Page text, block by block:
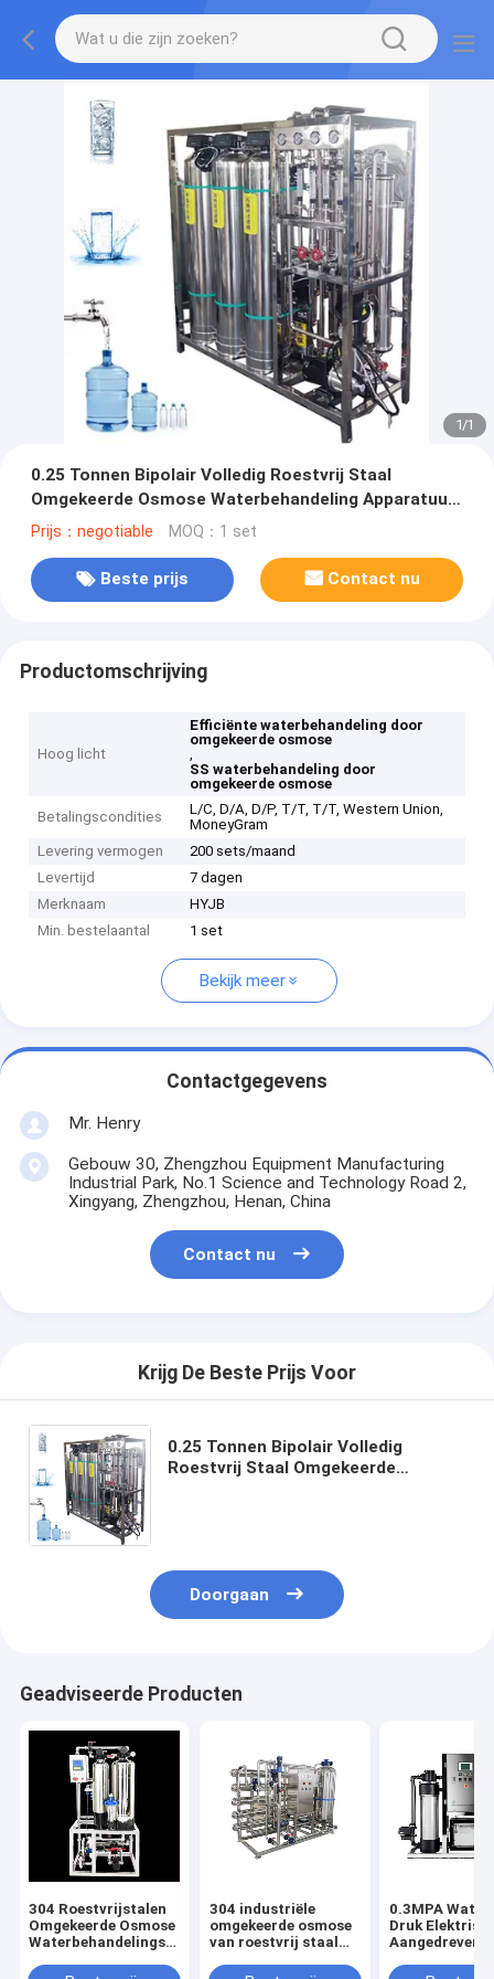
1/1
0.25 Tonnen Bipolair Volledig Roestvrij Staal
Omgekeerde Osmose Waterbehandeling Apparatuur
Voor Efficiënte Waterzuivering Om Waterkwaliteit En
Prijs：negotiable MOQ：1 set
Beste prijs Contact nu
Productomschrijving
Hoog licht
Efficiënte waterbehandeling door
omgekeerde osmose
,
SS waterbehandeling door
omgekeerde osmose
Betalingscondities
L/C, D/A, D/P, T/T, T/T, Western Union,
MoneyGram
Levering vermogen
200 sets/maand
Levertijd
7 dagen
Merknaam
HYJB
Min. bestelaantal
1 set
Bekijk meer
Contactgegevens
Mr. Henry
Gebouw 30, Zhengzhou Equipment Manufacturing
Industrial Park, No.1 Science and Technology Road 2,
Xingyang, Zhengzhou, Henan, China
Contact nu
Krijg De Beste Prijs Voor
0.25 Tonnen Bipolair Volledig
Roestvrij Staal Omgekeerde
Doorgaan
Geadviseerde Producten
304 Roestvrijstalen
Omgekeerde Osmose
Waterbehandelingsapparatuur
Filtratieprecisie en
304 industriële
omgekeerde osmose
van roestvrij staal
duurzame
0.3MPA
Druk
Aangedreven